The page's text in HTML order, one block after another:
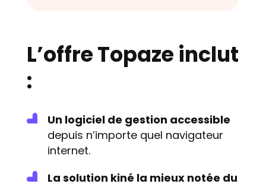
L’offre Topaze inclut
:
Un logiciel de gestion accessible
depuis n’importe quel navigateur
internet.
La solution kiné la mieux notée du